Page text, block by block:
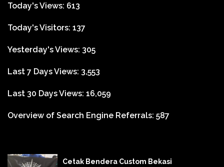
Today's Views: 613
Today's Visitors: 137
Yesterday's Views: 305
Last 7 Days Views: 3,553
Last 30 Days Views: 16,059
Overview of Search Engine Referrals: 587
Cetak Bendera Custom Bekasi